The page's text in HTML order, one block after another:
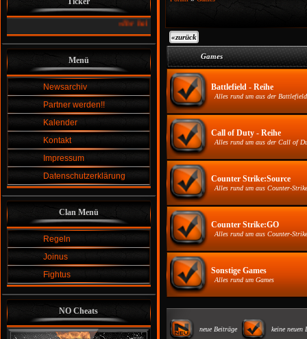
Ihr habt Spaß an einer Gemeinschaft und am Zocken ....:
Menü
Newsarchiv
Partner werden!!
Kalender
Kontakt
Impressum
Datenschutzerklärung
Clan Menü
Regeln
Joinus
Fightus
NO Cheats
«zurück
Games
Battlefield - Reihe
Alles rund um aus der
Call of Duty - Reihe
Alles rund um aus der Call of
Counter Strike:Source
Alles rund um aus Counter-
Counter Strike:GO
Alles rund um aus Counter-
Sonstige Games
Alles rund um Games
neue Beiträge keine neuen